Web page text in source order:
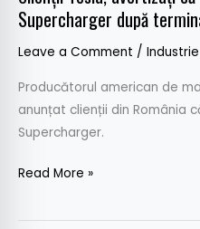
Supercharger după
Leave a Comment /
Producătorul american de
anunțat clienții din România
Supercharger.
Read More »